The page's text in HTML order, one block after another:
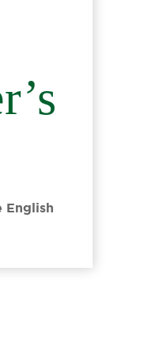
English